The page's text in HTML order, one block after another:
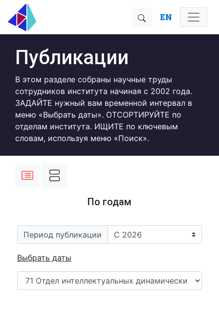
EN
Публикации
В этом разделе собраны научные труды
сотрудников института начиная с 2002 года.
ЗАДАЙТЕ нужный вам временной интервал в
меню «Выбрать даты». ОТСОРТИРУЙТЕ по
отделам института. ИЩИТЕ по ключевым
словам, используя меню «Поиск».
По годам
Период публикации
Выбрать даты